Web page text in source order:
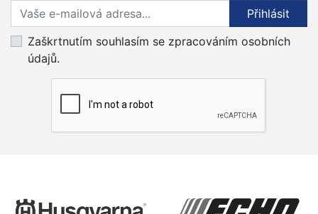
Přihlaste se k odběru novinek
Přihlásit
Zaškrtnutím souhlasím se zpracováním osobních
údajů.